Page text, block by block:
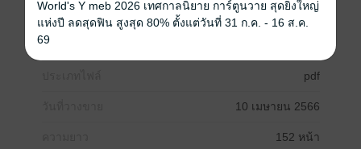
ซีรีส์
pdf
10 เมษายน 2566
152 หน้า
World's Y meb 2026 เทศกาลนิยาย การ์ตูนวาย สุดยิ่งใหญ่
แห่งปี ลดสุดฟิน สูงสุด 80% ตั้งแต่วันที่ 31 ก.ค. - 16 ส.ค.
69